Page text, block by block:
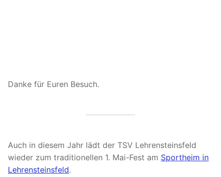
Danke für Euren Besuch.
Auch in diesem Jahr lädt der TSV Lehrensteinsfeld
wieder zum traditionellen 1. Mai-Fest am Sportheim in
Lehrensteinsfeld.